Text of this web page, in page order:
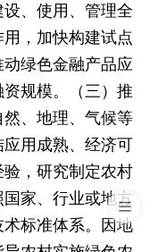
、使用、管理全
，加快构建试点
绿色金融产品应
规模。（三）推
、地理、气候等
用成熟、经济可
，研究制定农村
家、行业或地方
标准体系。因地